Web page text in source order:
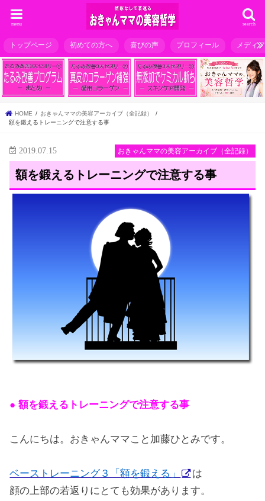
search
menu
トップページ 初めての方へ 喜びの声 プロフィール メディ
HOME
おきゃんママの美容アーカイブ（全記録）
額を鍛えるトレーニングで注意する事
おきゃんママの美容アーカイブ（全記録）
2019.07.15
額を鍛えるトレーニングで注意する事
● 額を鍛えるトレーニングで注意する事
こんにちは。おきゃんママこと加藤ひとみです。
ベーストレーニング３「額を鍛える」
は
顔の上部の若返りにとても効果があります。